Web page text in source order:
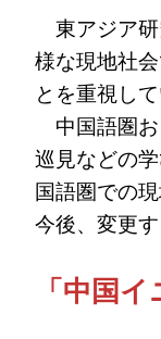
東アジア研
様な現地社
とを重視し
中国語圏お
巡見などの
国語圏での
今後、変更
「中国